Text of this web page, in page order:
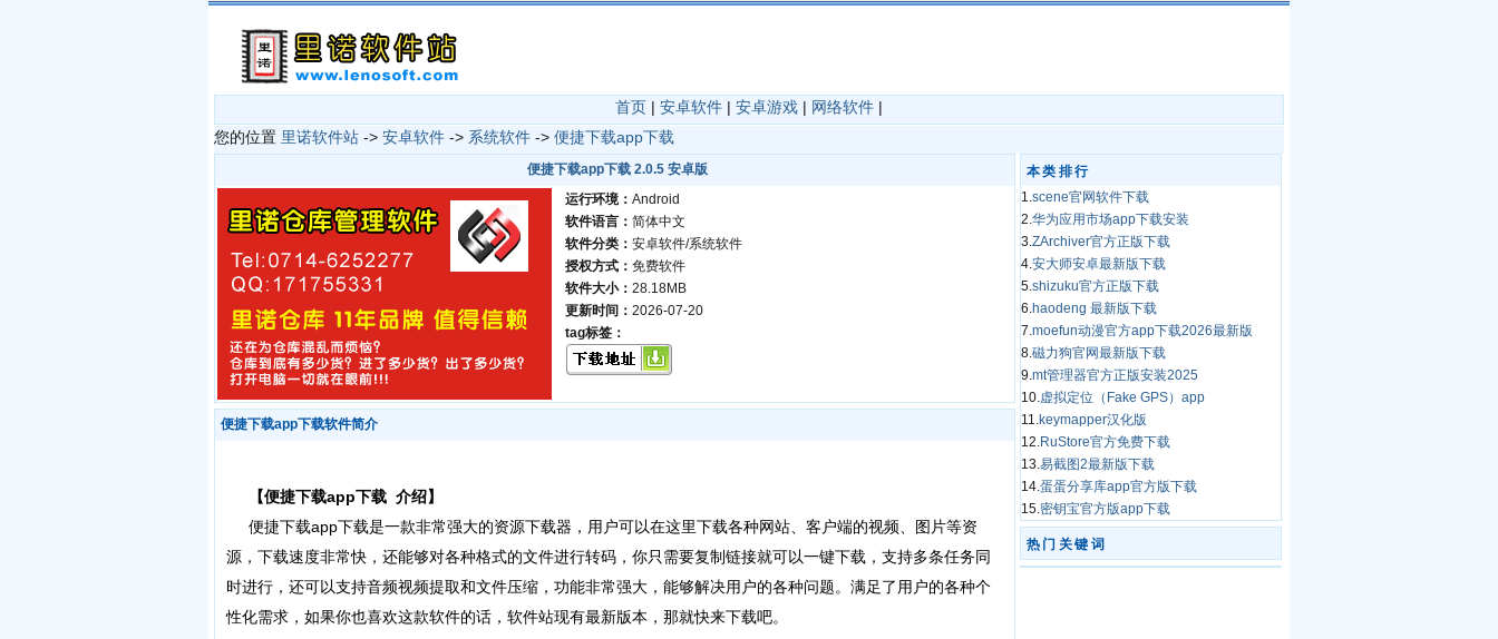
首页 | 安卓软件 | 安卓游戏 | 网络软件 |
您的位置 里诺软件站 -> 安卓软件 -> 系统软件 -> 便捷下载app下载
便捷下载app下载 2.0.5 安卓版
运行环境： Android
软件语言： 简体中文
软件分类： 安卓软件/系统软件
授权方式： 免费软件
软件大小： 28.18MB
更新时间： 2026-07-20
tag标签：
便捷下载app下载软件简介
【便捷下载app下载 介绍】
便捷下载app下载是一款非常强大的资源下载器，用户可以在这里下载各种网站、客户端的视频、图片等资
源，下载速度非常快，还能够对各种格式的文件进行转码，你只需要复制链接就可以一键下载，支持多条任务同
时进行，还可以支持音频视频提取和文件压缩，功能非常强大，能够解决用户的各种问题。满足了用户的各种个
性化需求，如果你也喜欢这款软件的话，软件站现有最新版本，那就快来下载吧。
本类排行
1.scene官网软件下载
2.华为应用市场app下载安装
3.ZArchiver官方正版下载
4.安大师安卓最新版下载
5.shizuku官方正版下载
6.haodeng 最新版下载
7.moefun动漫官方app下载2026最新版
8.磁力狗官网最新版下载
9.mt管理器官方正版安装2025
10.虚拟定位（Fake GPS）app
11.keymapper汉化版
12.RuStore官方免费下载
13.易截图2最新版下载
14.蛋蛋分享库app官方版下载
15.密钥宝官方版app下载
热门关键词